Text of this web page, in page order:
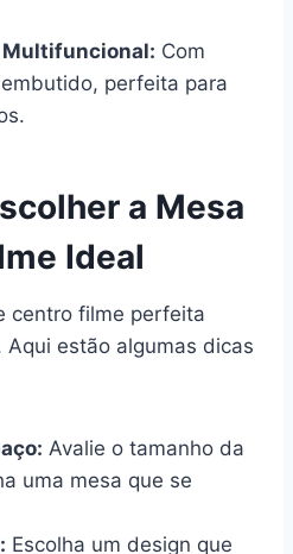
Multifuncional: Com
perfeita para
a Mesa
Ideal
centro filme perfeita
estão algumas dicas
Avalie o tamanho da
uma mesa que se
Escolha um design que